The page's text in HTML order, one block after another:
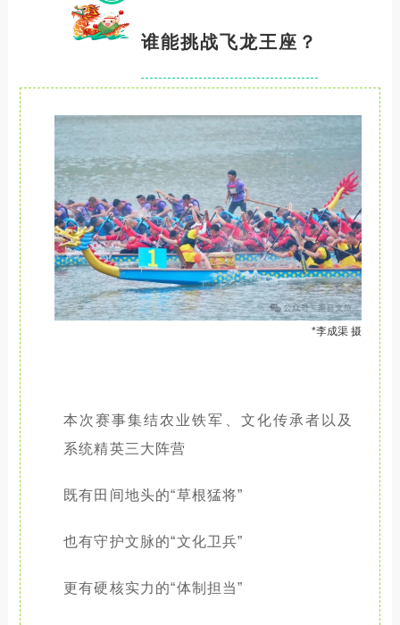
谁能挑战飞龙王座？
*李成渠 摄
本次赛事集结农业铁军、文化传承者以及
系统精英三大阵营
既有田间地头的“草根猛将”
也有守护文脉的“文化卫兵”
更有硬核实力的“体制担当”